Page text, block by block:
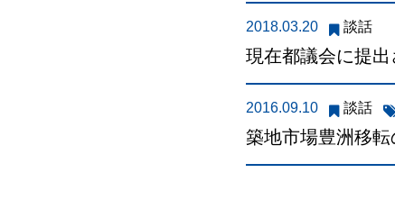
2018.03.20 談話
現在都議会に提
2016.09.10 談話
築地市場豊洲移